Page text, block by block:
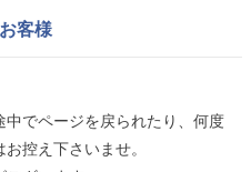
客様
でページを戻られたり、何度
控え下さいませ。